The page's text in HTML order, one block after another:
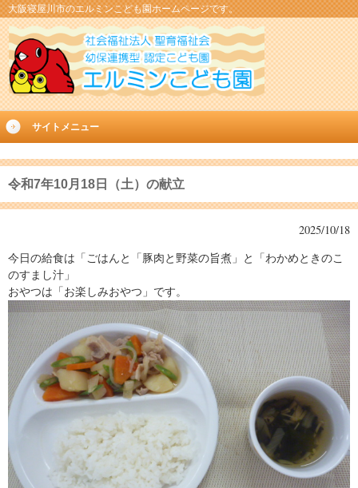
大阪寝屋川市のエルミンこども園ホームページです。
サイトメニュー
令和7年10月18日（土）の献立
2025/10/18
今日の給食は「ごはんと「豚肉と野菜の旨煮」と「わかめときのこ
のすまし汁」
おやつは「お楽しみおやつ」です。